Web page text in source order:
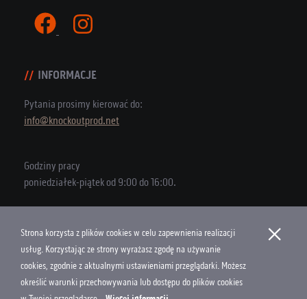
INFORMACJE
Pytania prosimy kierować do:
info@knockoutprod.net
Godziny pracy
poniedziałek-piątek od 9:00 do 16:00.
Copyright © 2026 Knock Out Productions
Polityka Cookies
Projekt i wykonanie
Strona korzysta z plików cookies w celu zapewnienia realizacji
usług. Korzystając ze strony wyrażasz zgodę na używanie
cookies, zgodnie z aktualnymi ustawieniami przeglądarki. Możesz
określić warunki przechowywania lub dostępu do plików cookies
×